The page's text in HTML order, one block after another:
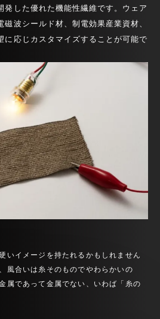
発した優れた機能性繊維です。ウェア
波シールド材、制電効果産業資材、
に応じカスタマイズすることが可能で
いイメージを持たれるかもしれません
風合いは糸そのものでやわらかいの
属であって金属でない、いわば「糸の